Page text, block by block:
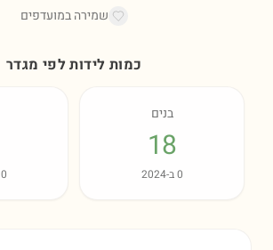
שמירה במועדפים
כמות לידות לפי מגדר
בנים
18
0ב-2024
0